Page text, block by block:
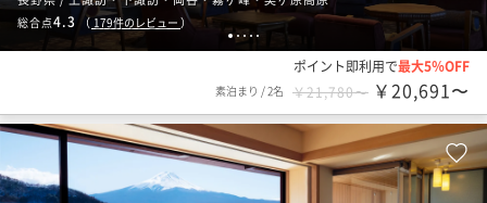
12 3 4 5
総合点4.3 （ 179件のレビュー ）
ポイント即利用で最大5％OFF
素泊まり /2名 ￥21,780〜 ￥20,691〜